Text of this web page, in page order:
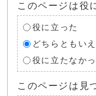
このページは役
役に立った
どちらともい
役に立たなか
このページは見